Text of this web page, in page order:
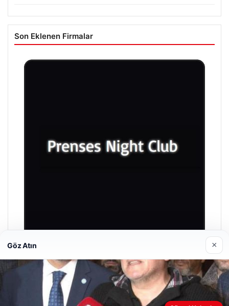
Son Eklenen Firmalar
Prenses Night Club
Nisan 29, 2026
Göz Atın ×